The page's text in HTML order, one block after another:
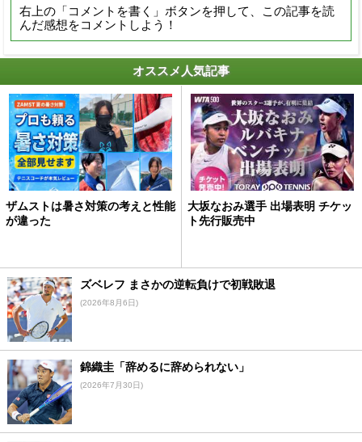
右上の「コメントを書く」ボタンを押して、この記事を読
んだ感想をコメントしよう！
オススメ人気記事
ザムストは暑さ対策の考えと性能
が違った
大坂なおみ選手 出場表明 チケッ
ト先行販売中
ズベレフ まさかの逆転負けで初戦敗退
(2026年8月6日)
錦織圭「辞めるに辞められない」
(2026年7月30日)